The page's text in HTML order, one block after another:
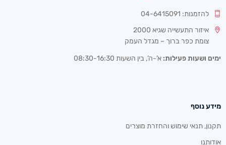
להזמנות: 04-6415091
איזור התעשייה שגיא 2000
צומת כפר ברוך – מגדל העמק
ימים ושעות פעילות: א’-ה’, בין השעות 08:30-16:30
מידע נוסף
תקנון, תנאי שימוש והחזרת מוצרים
אודותנו